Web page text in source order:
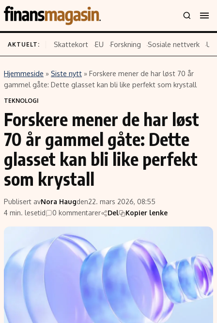
Innhold
Siste nytt
Eiendom
Energi og klima
Finans
Fritid
Hav og sjømat
Verden
Emner
Økonomi
Politikk
Selskaper
Teknologi
Google
Kunstig intelligens
Infrastruktur
BitCoin
EU-Kommisjonen
Retningslinjer
Personvernerklæring
Annonsepolicy
Brukervilkår
Cookiepolicy
Retningslinjer for rettelser
Redaksjonell policy
AKTUELT: Skattekort EU Forskning Sosiale nettverk
Hjemmeside » Siste nytt » Forskere mener de har løst 70 år
gammel gåte: Dette glasset kan bli like perfekt som krystall
TEKNOLOGI
Forskere mener de har løst
70 år gammel gåte: Dette
glasset kan bli like perfekt
som krystall
Publisert avNora Haugden22. mars 2026, 08:55
4 min. lesetid
0 kommentarer Del Kopier lenke